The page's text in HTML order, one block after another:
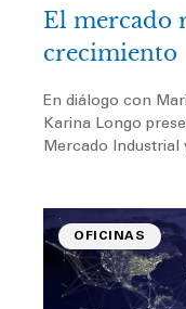
El mercado
crecimiento
En diálogo con
Karina Longo
Mercado Industrial
OFICINAS